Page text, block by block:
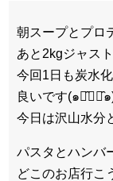
朝スープとプロ
あと2kgジャス
今回1日も炭水
良いです(๑･̑◡･̑๑)
今日は沢山水分
パスタとハンバ
どこのお店行こ